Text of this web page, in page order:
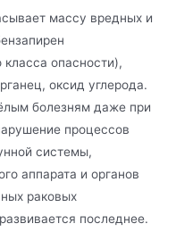
массу вредных и
опасности),
оксид углерода.
болезням даже при
процессов
системы,
аппарата и органов
раковых
последнее.